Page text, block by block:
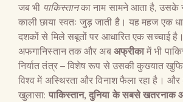
जब भी पाकिस्तानका नाम सामने आता है,
काली छाया स्वतः जुड़ जाती है। यह महज एक
दशकों से मिले सबूतों पर आधारित एक सच्चाई
अफगानिस्तान तक और अबअफ्रीकामें भी
निर्यात तंत्र – विशेष रूप से उसकी कुख्यात
विश्व में अस्थिरता और विनाश फैला रहा है।
खुलासा: पाकिस्तान,दुनिया के सबसे खतरनाक